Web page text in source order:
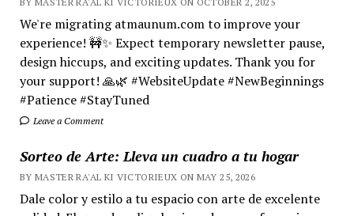
We're migrating atmaunum.com to improve your
experience! 🚧✨ Expect temporary newsletter pause,
design hiccups, and exciting updates. Thank you for
your support! 🙏🌿 #WebsiteUpdate #NewBeginnings
#Patience #StayTuned
Leave a Comment
Sorteo de Arte: Lleva un cuadro a tu hogar
BY MASTER RA'AL KI VICTORIEUX ON MAY 25, 2026
Dale color y estilo a tu espacio con arte de excelente